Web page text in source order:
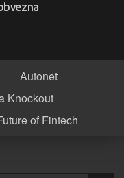
Autonet
Knockout
of Fintech